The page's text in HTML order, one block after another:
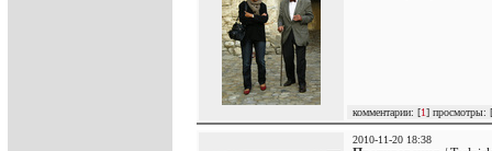
комментарии: [1] просмотры: [
2010-11-20 18:38